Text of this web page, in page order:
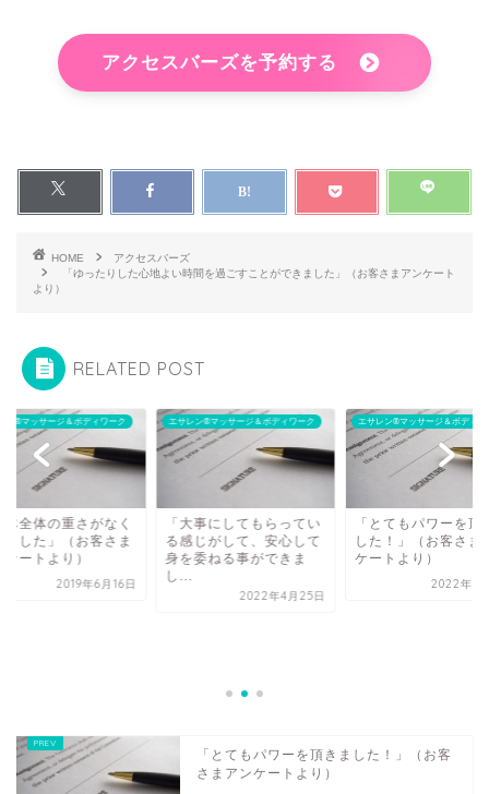
アクセスバーズを予約する
HOME
アクセスバーズ
「ゆったりした心地よい時間を過ごすことができました」（お客さまアンケート
より）
RELATED POST
ン®マッサージ＆ボディワーク
体全体の重さがなく
ました」（お客さま
ケートより）
2019年6月16日
エサレン®マッサージ＆ボディワーク
「大事にしてもらってい
る感じがして、安心して
身を委ねる事ができま
し...
2022年4月25日
エサレン®マッサージ＆ボディワ
「とてもパワーを頂
した！」（お客さま
ケートより）
2022年7
「とてもパワーを頂きました！」（お客
さまアンケートより）